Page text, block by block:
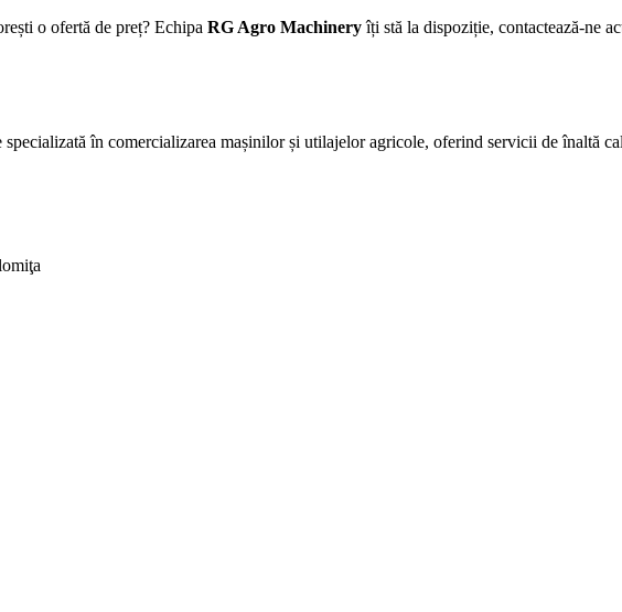
o ofertă de preț? Echipa RG Agro Machineryîți stă la dispoziție, contactează-ne
specializată în comercializarea mașinilor și utilajelor agricole, oferind servicii de înaltă